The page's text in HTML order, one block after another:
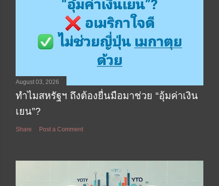
August 03, 2026
ทำไมสหรัฐฯ ถึงต้องยื่นมือมาช่วย “อุ้มค่าเงิน
เยน”?
Share Post a Comment